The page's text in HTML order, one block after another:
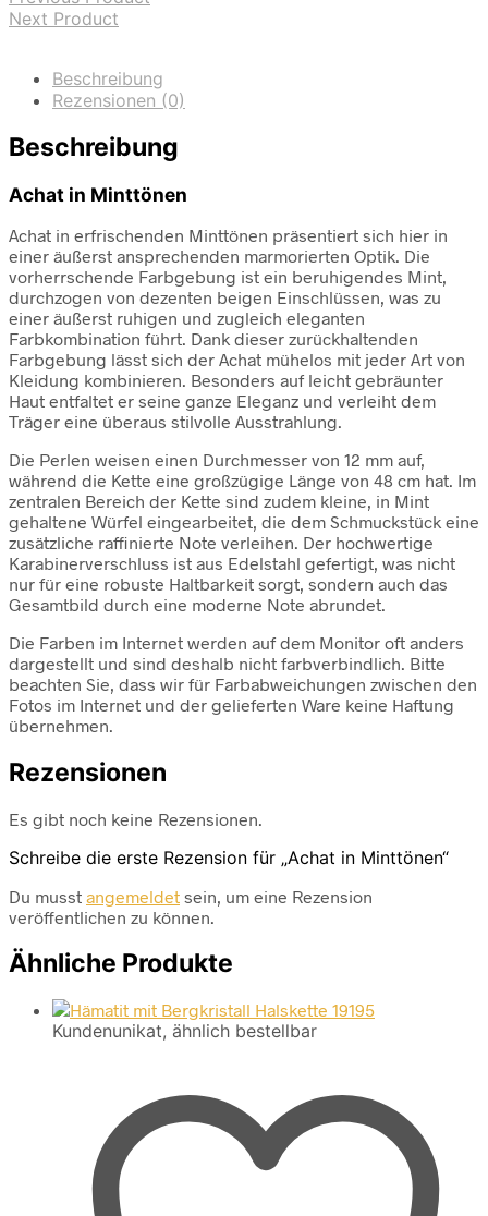
Next Product
Beschreibung
Rezensionen (0)
Beschreibung
Achat in Minttönen
Achat in erfrischenden Minttönen präsentiert sich hier in
einer äußerst ansprechenden marmorierten Optik. Die
vorherrschende Farbgebung ist ein beruhigendes Mint,
durchzogen von dezenten beigen Einschlüssen, was zu
einer äußerst ruhigen und zugleich eleganten
Farbkombination führt. Dank dieser zurückhaltenden
Farbgebung lässt sich der Achat mühelos mit jeder Art von
Kleidung kombinieren. Besonders auf leicht gebräunter
Haut entfaltet er seine ganze Eleganz und verleiht dem
Träger eine überaus stilvolle Ausstrahlung.
Die Perlen weisen einen Durchmesser von 12 mm auf,
während die Kette eine großzügige Länge von 48 cm hat. Im
zentralen Bereich der Kette sind zudem kleine, in Mint
gehaltene Würfel eingearbeitet, die dem Schmuckstück eine
zusätzliche raffinierte Note verleihen. Der hochwertige
Karabinerverschluss ist aus Edelstahl gefertigt, was nicht
nur für eine robuste Haltbarkeit sorgt, sondern auch das
Gesamtbild durch eine moderne Note abrundet.
Die Farben im Internet werden auf dem Monitor oft anders
dargestellt und sind deshalb nicht farbverbindlich. Bitte
beachten Sie, dass wir für Farbabweichungen zwischen den
Fotos im Internet und der gelieferten Ware keine Haftung
übernehmen.
Rezensionen
Es gibt noch keine Rezensionen.
Schreibe die erste Rezension für „Achat in Minttönen“
Du musst angemeldet sein, um eine Rezension
veröffentlichen zu können.
Ähnliche Produkte
Kundenunikat, ähnlich bestellbar